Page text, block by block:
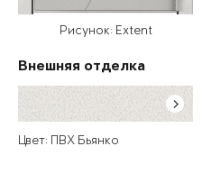
Рисунок: Extent
Внешняя отделка
Цвет: ПВХ Бьянко